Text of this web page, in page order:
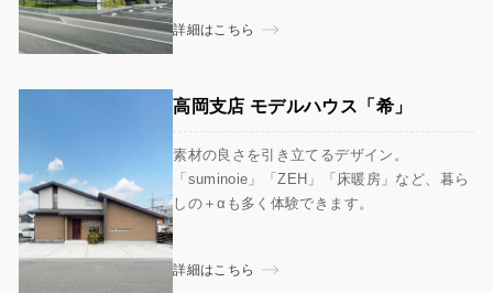
詳細はこちら
高岡支店 モデルハウス「希」
素材の良さを引き立てるデザイン。
「suminoie」「ZEH」「床暖房」など、暮ら
しの＋αも多く体験できます。
詳細はこちら